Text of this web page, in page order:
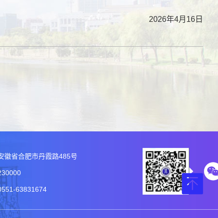
2026年4月16日
徽省合肥市丹霞路485号
63831674